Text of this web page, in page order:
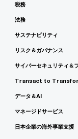
税務
法務
サステナビリティ
リスク＆ガバナンス
サイバーセキュリティ＆
Transact to
データ＆AI
マネージドサービス
日本企業の海外事業支援